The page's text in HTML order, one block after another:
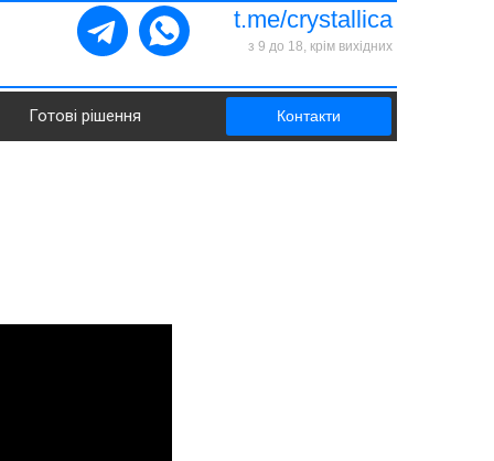
з 9 до 18, крім вихідних
t.me/crystallica
Готові рішення Контакти